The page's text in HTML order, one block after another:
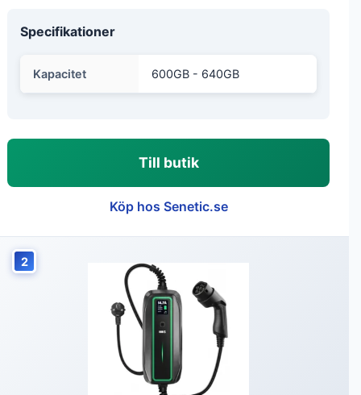
Specifikationer
Kapacitet 600GB - 640GB
Till butik
Köp hos Senetic.se
2